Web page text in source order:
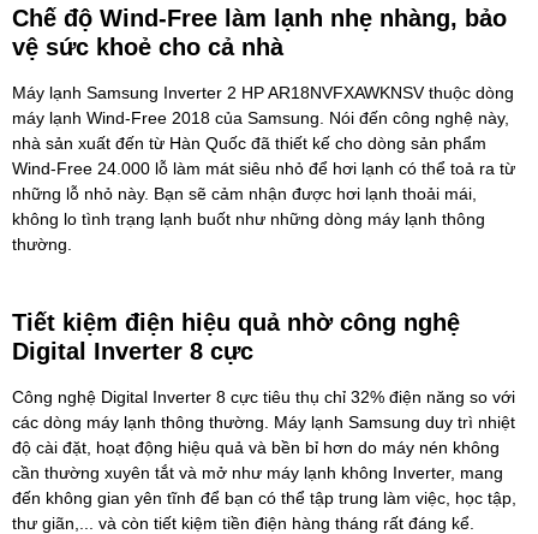
Chế độ Wind-Free làm lạnh nhẹ nhàng, bảo
vệ sức khoẻ cho cả nhà
Máy lạnh Samsung Inverter 2 HP AR18NVFXAWKNSV thuộc dòng
máy lạnh Wind-Free 2018 của Samsung. Nói đến công nghệ này,
nhà sản xuất đến từ Hàn Quốc đã thiết kế cho dòng sản phẩm
Wind-Free 24.000 lỗ làm mát siêu nhỏ để hơi lạnh có thể toả ra từ
những lỗ nhỏ này. Bạn sẽ cảm nhận được hơi lạnh thoải mái,
không lo tình trạng lạnh buốt như những dòng máy lạnh thông
thường.
Tiết kiệm điện hiệu quả nhờ công nghệ
Digital Inverter 8 cực
Công nghệ Digital Inverter 8 cực tiêu thụ chỉ 32% điện năng so với
các dòng máy lạnh thông thường. Máy lạnh Samsung duy trì nhiệt
độ cài đặt, hoạt động hiệu quả và bền bỉ hơn do máy nén không
cần thường xuyên tắt và mở như máy lạnh không Inverter, mang
đến không gian yên tĩnh để bạn có thể tập trung làm việc, học tập,
thư giãn,... và còn tiết kiệm tiền điện hàng tháng rất đáng kể.